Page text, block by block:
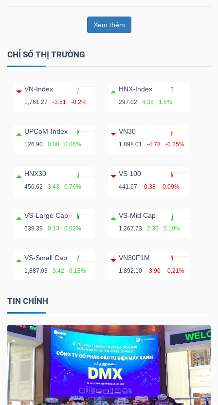
Xem thêm
CHỈ SỐ THỊ TRƯỜNG
VN-Index
1,761.27 -3.51 -0.2%
HNX-Index
297.02 4.38 1.5%
UPCoM-Index
126.90 0.08 0.06%
VN30
1,898.01 -4.78 -0.25%
HNX30
456.62 3.43 0.76%
VS 100
441.67 -0.38 -0.09%
VS-Large Cap
639.39 0.13 0.02%
VS-Mid Cap
1,267.73 2.36 0.19%
VS-Small Cap
1,887.03 3.42 0.18%
VN30F1M
1,892.10 -3.90 -0.21%
TIN CHÍNH